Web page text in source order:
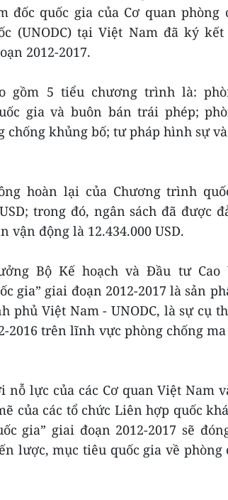
đốc quốc gia của Cơ quan phòng
(UNODC) tại Việt Nam đã ký
2012-2017.
gồm 5 tiểu chương trình là:
gia và buôn bán trái phép;
khủng bố; tư pháp hình sự
hoàn lại của Chương trình
trong đó, ngân sách đã được
vận động là 12.434.000 USD.
Bộ Kế hoạch và Đầu tư Cao
gia” giai đoạn 2012-2017 là sản
phủ Việt Nam - UNODC, là sự cụ
2016 trên lĩnh vực phòng chống
lực của các Cơ quan Việt Nam
của các tổ chức Liên hợp quốc
gia” giai đoạn 2012-2017 sẽ
lược, mục tiêu quốc gia về phòng